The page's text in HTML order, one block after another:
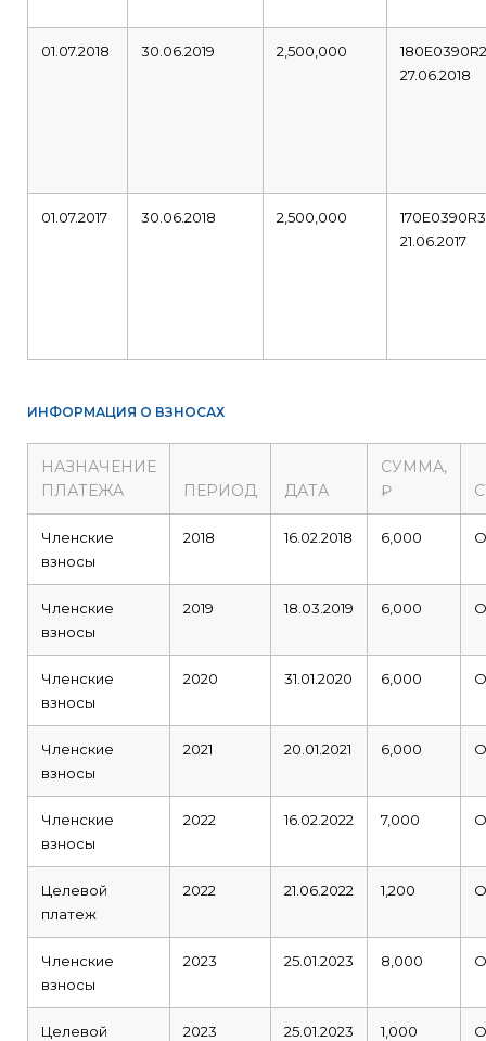
01.07.2018 30.06.2019 2,500,000
27.06.2018
01.07.2017 30.06.2018 2,500,000
21.06.2017
ИНФОРМАЦИЯ О ВЗНОСАХ
НАЗНАЧЕНИЕ
ПЛАТЕЖА
ПЕРИОД ДАТА
СУММА,
₽
Членские
взносы
2018 16.02.2018 6,000
Членские
взносы
2019 18.03.2019 6,000
Членские
взносы
2020 31.01.2020 6,000
Членские
взносы
2021 20.01.2021 6,000
Членские
взносы
2022 16.02.2022 7,000
Целевой
платеж
2022 21.06.2022 1,200
Членские
взносы
2023 25.01.2023 8,000
Целевой
2023 25.01.2023 1,000